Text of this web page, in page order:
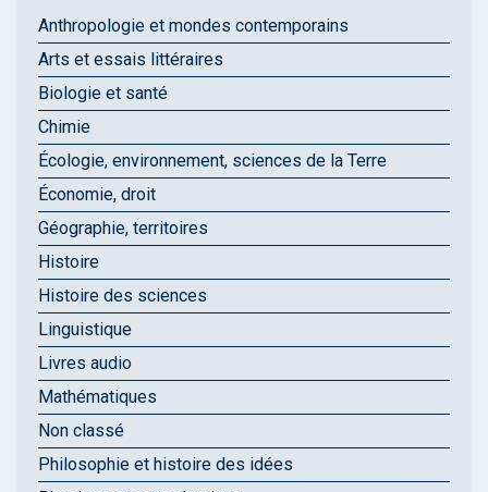
Anthropologie et mondes contemporains
Arts et essais littéraires
Biologie et santé
Chimie
Écologie, environnement, sciences de la Terre
Économie, droit
Géographie, territoires
Histoire
Histoire des sciences
Linguistique
Livres audio
Mathématiques
Non classé
Philosophie et histoire des idées